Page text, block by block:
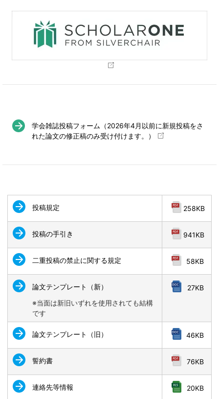
学会雑誌投稿フォーム（2026年4月以前に新規投稿をさ
れた論文の修正稿のみ受け付けます。）
投稿規定 258KB
投稿の手引き 941KB
二重投稿の禁止に関する規定 58KB
論文テンプレート（新）
※当面は新旧いずれを使用されても結構
です
27KB
論文テンプレート（旧） 46KB
誓約書 76KB
連絡先等情報 20KB